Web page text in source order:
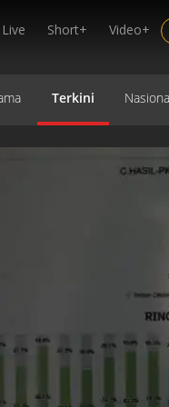
Live Short+ Video+
Terkini